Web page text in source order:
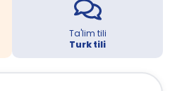
Ta'lim tili
Turk tili